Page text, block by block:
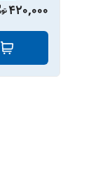
420,000